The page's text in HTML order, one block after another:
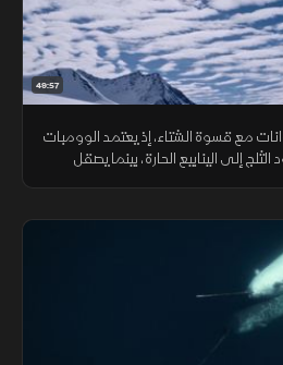
49:57
مع قسوة الشتاء، إذ يعتمد الوومبات
إلى الينابيع الحارة، بينما يصقل